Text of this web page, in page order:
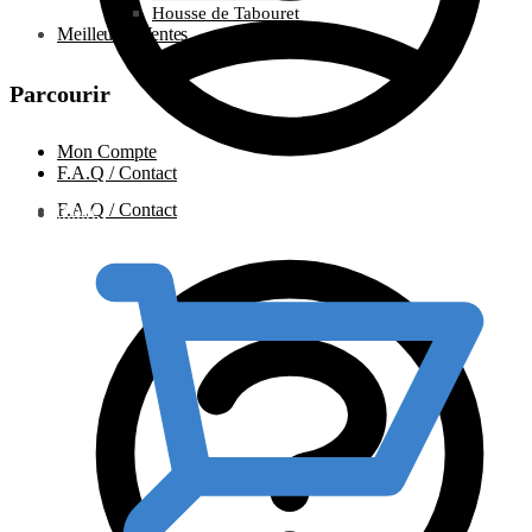
F.A.Q / Contact
Housse de Tabouret
Meilleures Ventes
Parcourir
Mon Compte
F.A.Q / Contact
0.00€